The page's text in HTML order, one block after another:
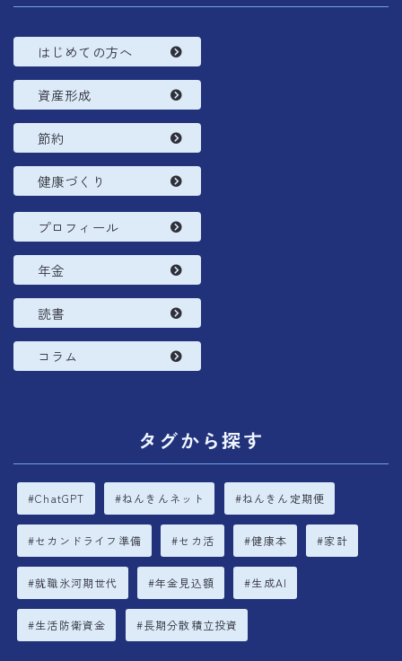
はじめての方へ
資産形成
節約
健康づくり
プロフィール
年金
読書
コラム
タグから探す
ChatGPT ねんきんネット ねんきん定期便
セカンドライフ準備 セカ活 健康本 家計
就職氷河期世代 年金見込額 生成AI
生活防衛資金 長期分散積立投資